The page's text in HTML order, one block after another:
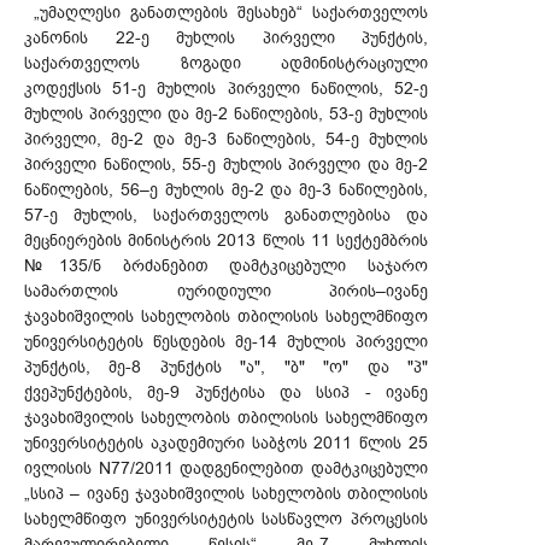
„უმაღლესი განათლების შესახებ“ საქართველოს
კანონის 22-ე მუხლის პირველი პუნქტის,
საქართველოს ზოგადი ადმინისტრაციული
კოდექსის 51-ე მუხლის პირველი ნაწილის, 52-ე
მუხლის პირველი და მე-2 ნაწილების, 53-ე მუხლის
პირველი, მე-2 და მე-3 ნაწილების, 54-ე მუხლის
პირველი ნაწილის, 55-ე მუხლის პირველი და მე-2
ნაწილების, 56–ე მუხლის მე-2 და მე-3 ნაწილების,
57-ე მუხლის, საქართველოს განათლებისა და
მეცნიერების მინისტრის 2013 წლის 11 სექტემბრის
№135/ნ ბრძანებით დამტკიცებული საჯარო
სამართლის იურიდიული პირის–ივანე
ჯავახიშვილის სახელობის თბილისის სახელმწიფო
უნივერსიტეტის წესდების მე-14 მუხლის პირველი
პუნქტის, მე-8 პუნქტის "ა", "ბ" "ო" და "პ"
ქვეპუნქტების, მე-9 პუნქტისა და სსიპ - ივანე
ჯავახიშვილის სახელობის თბილისის სახელმწიფო
უნივერსიტეტის აკადემიური საბჭოს 2011 წლის 25
ივლისის N77/2011 დადგენილებით დამტკიცებული
„სსიპ – ივანე ჯავახიშვილის სახელობის თბილისის
სახელმწიფო უნივერსიტეტის სასწავლო პროცესის